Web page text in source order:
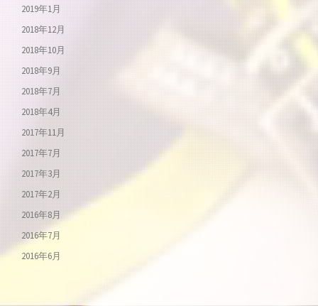
2019年1月
2018年12月
2018年10月
2018年9月
2018年7月
2018年4月
2017年11月
2017年7月
2017年3月
2017年2月
2016年8月
2016年7月
2016年6月